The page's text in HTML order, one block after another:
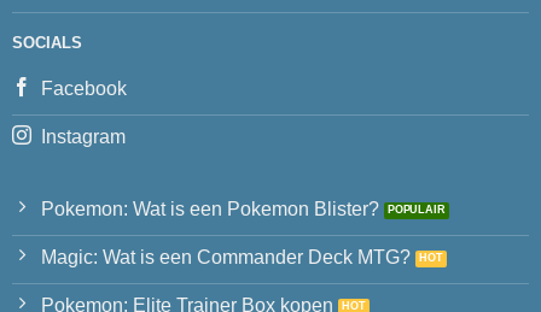
SOCIALS
Facebook
Instagram
Pokemon: Wat is een Pokemon Blister?
Magic: Wat is een Commander Deck MTG?
Pokemon: Elite Trainer Box kopen